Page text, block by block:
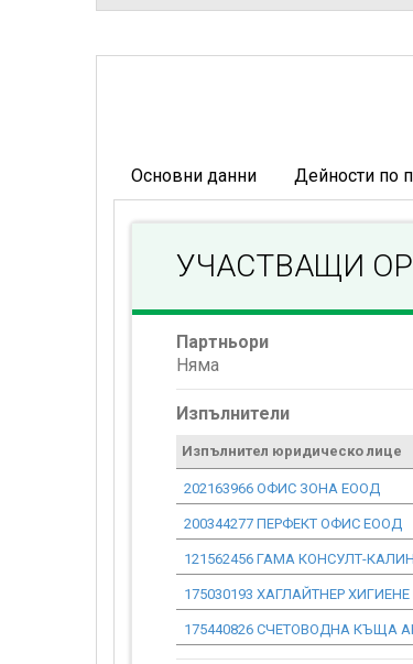
Основни данни Дейности по
УЧАСТВАЩИ
Партньори
Няма
Изпълнители
Изпълнител юридическо лице
202163966 ОФИС ЗОНА ЕООД
200344277 ПЕРФЕКТ ОФИС ЕООД
121562456 ГАМА КОНСУЛТ-
175030193 ХАГЛАЙТНЕР
175440826 СЧЕТОВОДНА КЪЩА